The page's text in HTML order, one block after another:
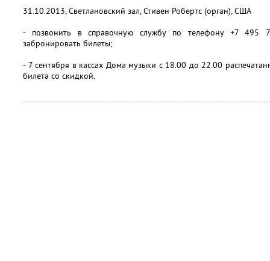
31.10.2013, Светлановский зал, Стивен Робертс (орган), США
- позвонить в справочную службу по телефону +7
забронировать билеты;
- 7 сентября в кассах Дома музыки с 18.00 до 22.00
билета со скидкой.